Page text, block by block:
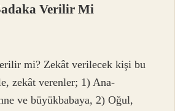
Verilir Mi
mi? Zekât verilecek kişi bu
zekât verenler; 1) Ana-
ve büyükbabaya, 2) Oğul,